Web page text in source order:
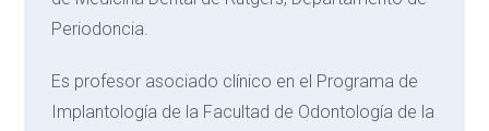
Periodoncia.
Es profesor asociado clínico en el Programa de
Implantología de la Facultad de Odontología de la